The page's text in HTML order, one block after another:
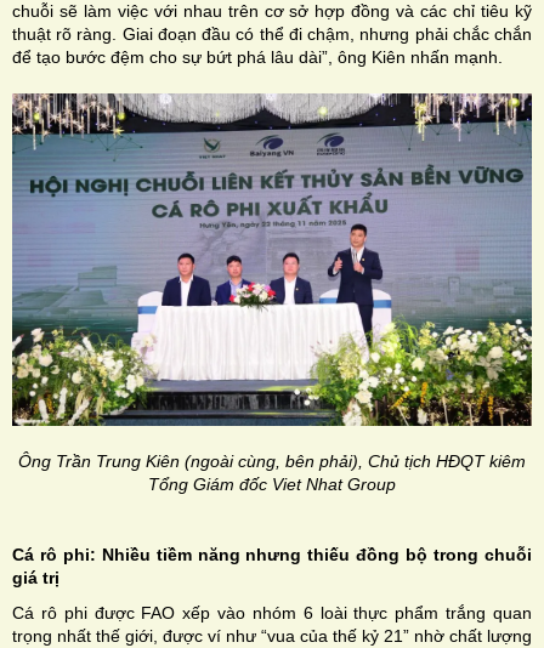
chuỗi sẽ làm việc với nhau trên cơ sở hợp đồng và các chỉ tiêu kỹ
thuật rõ ràng. Giai đoạn đầu có thể đi chậm, nhưng phải chắc chắn
để tạo bước đệm cho sự bứt phá lâu dài”, ông Kiên nhấn mạnh.
Ông Trần Trung Kiên (ngoài cùng, bên phải), Chủ tịch HĐQT kiêm
Tổng Giám đốc Viet Nhat Group
Cá rô phi: Nhiều tiềm năng nhưng thiếu đồng bộ trong chuỗi
giá trị
Cá rô phi được FAO xếp vào nhóm 6 loài thực phẩm trắng quan
trọng nhất thế giới, được ví như “vua của thế kỷ 21” nhờ chất lượng